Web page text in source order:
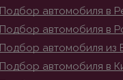
Подбор автомобиля в
Подбор автомобиля в
Подбор автомобиля из
Подбор автомобиля в